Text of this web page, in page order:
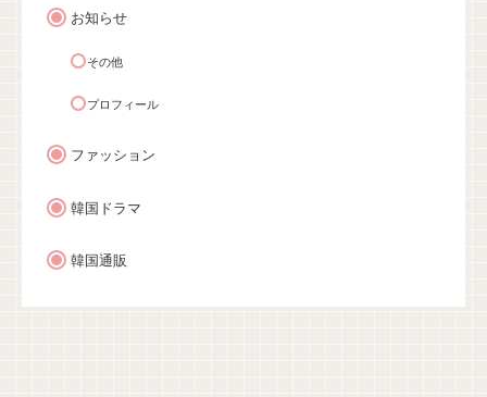
お知らせ
その他
プロフィール
ファッション
韓国ドラマ
韓国通販